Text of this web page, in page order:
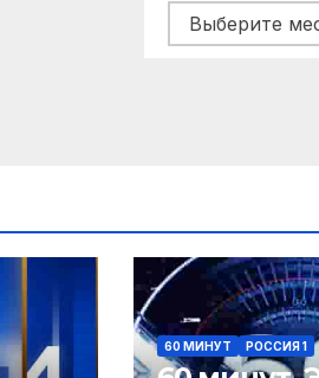
Архивы
60 МИНУТ РОССИЯ 1